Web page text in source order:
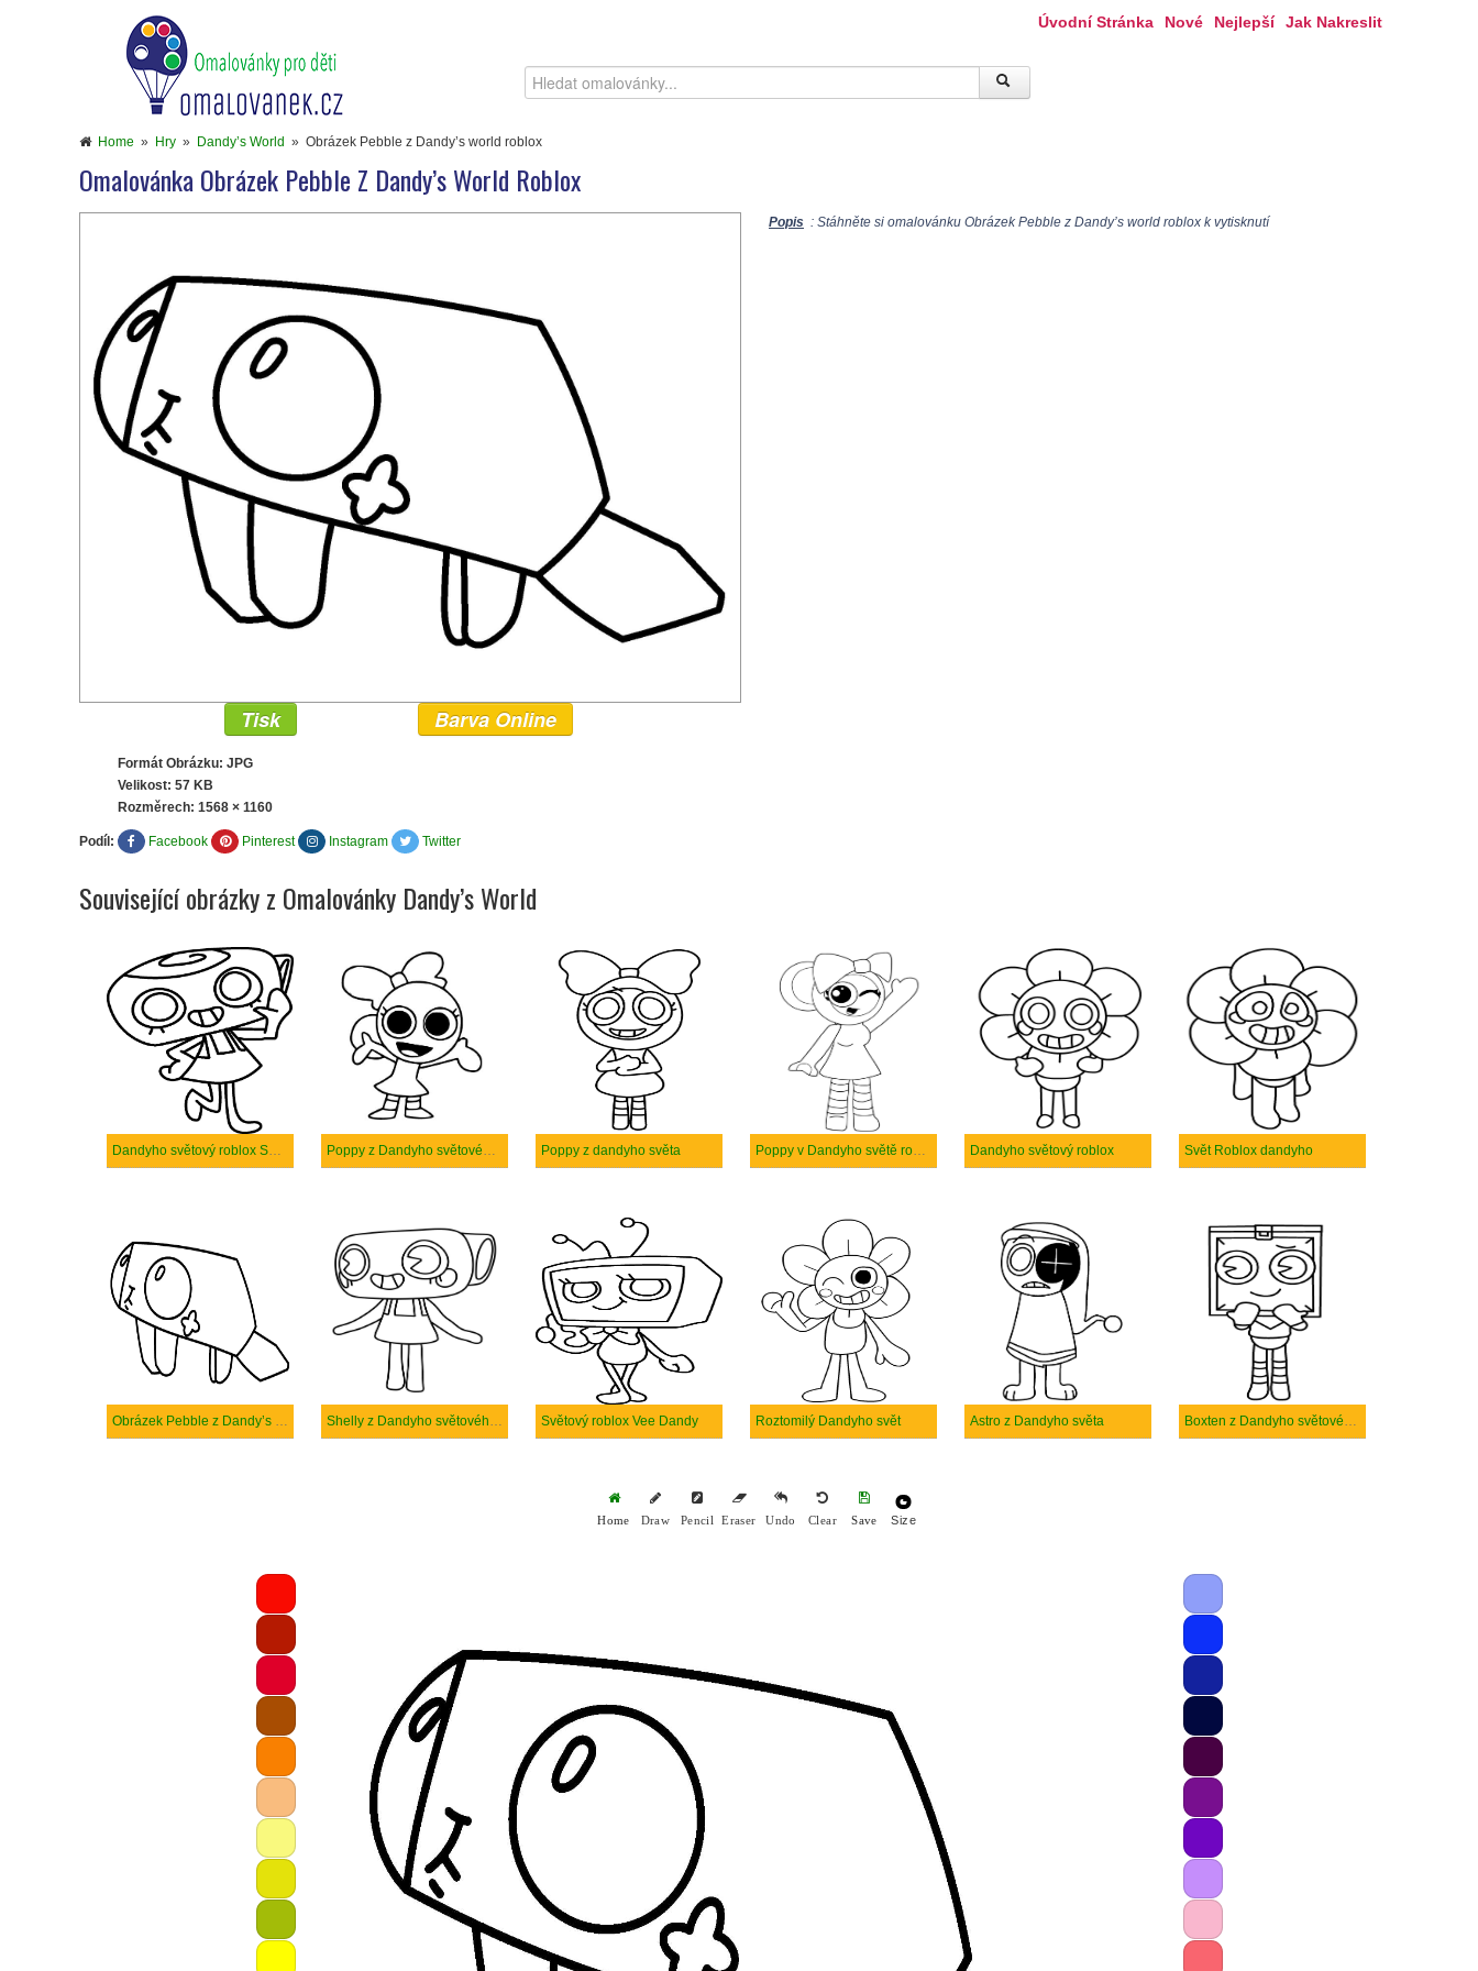
Úvodní Stránka Nové Nejlepší Jak Nakreslit
Home » Hry » Dandy’s World » Obrázek Pebble z Dandy’s world roblox
Omalovánka Obrázek Pebble Z Dandy’s World Roblox
Popis : Stáhněte si omalovánku Obrázek Pebble z Dandy’s world roblox k vytisknutí
Tisk Barva Online
Formát Obrázku: JPG
Velikost: 57 KB
Rozměrech: 1568 × 1160
Podíl: Facebook Pinterest Instagram Twitter
Související obrázky z Omalovánky Dandy’s World
Dandyho světový roblox Shelly Poppy z Dandyho světového robloxu Poppy z dandyho světa Poppy v Dandyho světě roblox Dandyho světový roblox Svět Roblox dandyho
Obrázek Pebble z Dandy’s world roblox Shelly z Dandyho světového robloxu Světový roblox Vee Dandy Roztomilý Dandyho svět Astro z Dandyho světa Boxten z Dandyho světového robloxu
Home Draw Pencil Eraser Undo Clear Save Size